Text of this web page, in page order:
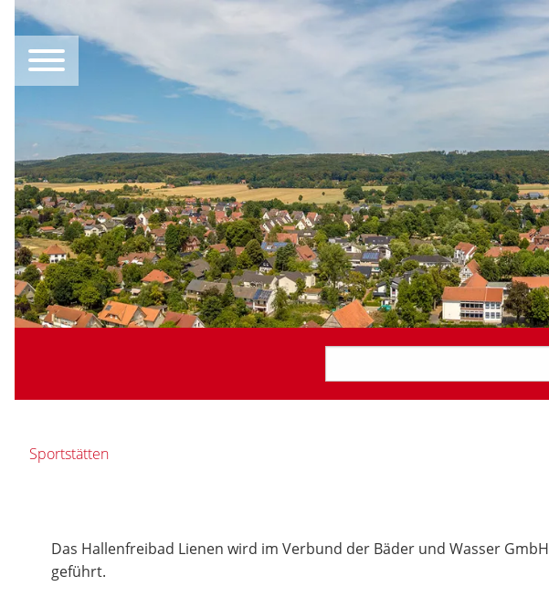
Sportstätten
Das Hallenfreibad Lienen wird im Verbund der Bäder und Wasser GmbH
geführt.